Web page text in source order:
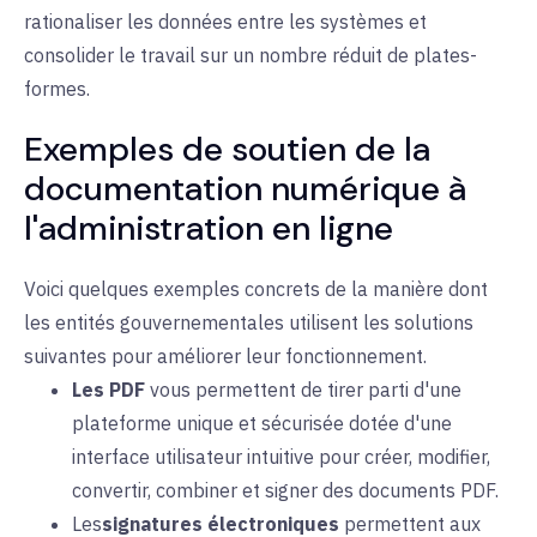
rationaliser les données entre les systèmes et
consolider le travail sur un nombre réduit de plates-
formes.
Exemples de soutien de la
documentation numérique à
l'administration en ligne
Voici quelques exemples concrets de la manière dont
les entités gouvernementales utilisent les solutions
suivantes pour améliorer leur fonctionnement.
Les PDF vous permettent de tirer parti d'une
plateforme unique et sécurisée dotée d'une
interface utilisateur intuitive pour créer, modifier,
convertir, combiner et signer des documents PDF.
Lessignatures électroniques permettent aux